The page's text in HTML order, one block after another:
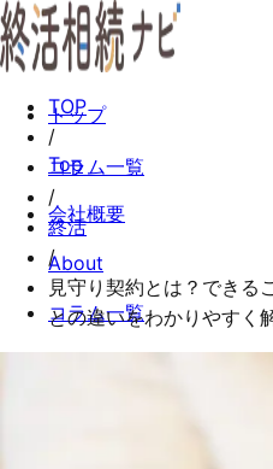
トップ
Top
会社概要
About
コラム一覧
TOP
/
コラム一覧
/
終活
/
見守り契約とは？できる
との違いをわかりやすく